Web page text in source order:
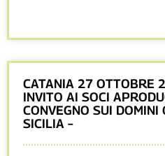
CATANIA 27 OTTOBRE
INVITO AI SOCI
CONVEGNO SUI DOMINI
SICILIA –